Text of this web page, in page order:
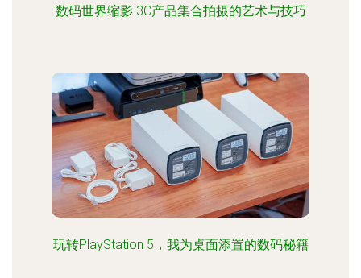
数码世界缩影 3C产品集合拍摄的艺术与技巧
玩转PlayStation 5，我为桌面添置的数码秘籍